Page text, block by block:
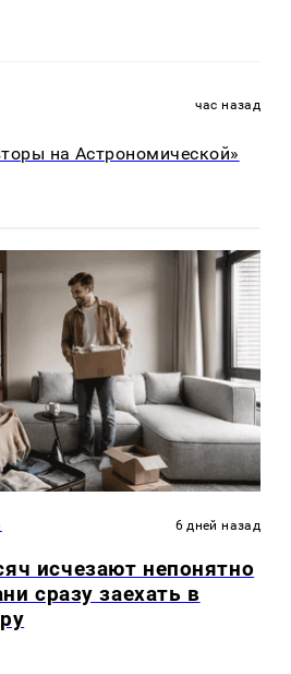
час назад
на Астрономической»
6 дней назад
исчезают непонятно
сразу заехать в